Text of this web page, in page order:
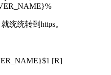
统统转到https。
[R]